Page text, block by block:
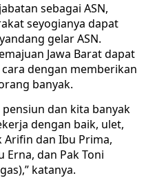
sebagai ASN,
seyogianya dapat
gelar ASN.
Jawa Barat dapat
dengan memberikan
banyak.
dan kita banyak
dengan baik, ulet,
Arifin dan Ibu Prima,
Erna, dan Pak Toni
katanya.